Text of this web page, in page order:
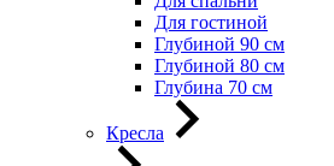
Для гостиной
Глубиной 90 см
Глубиной 80 см
Глубина 70 см
Кресла